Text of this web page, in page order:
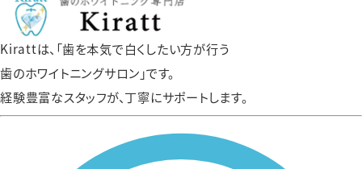
Kirattは、「歯を本気で白くしたい方が行う
歯のホワイトニングサロン」です。
経験豊富なスタッフが、丁寧にサポートします。